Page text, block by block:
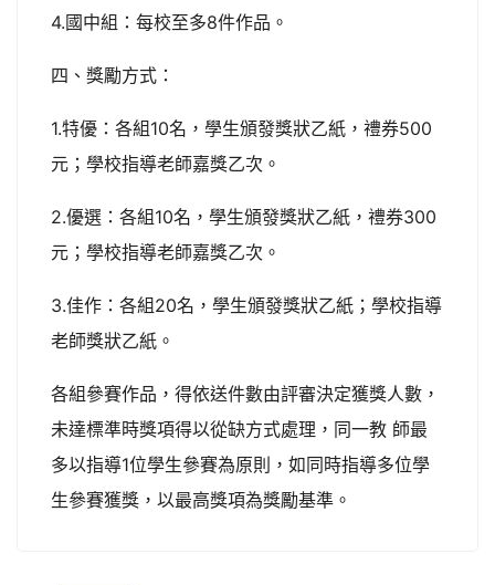
4.國中組：每校至多8件作品。
四、獎勵方式：
1.特優：各組10名，學生頒發獎狀乙紙，禮券500
元；學校指導老師嘉獎乙次。
2.優選：各組10名，學生頒發獎狀乙紙，禮券300
元；學校指導老師嘉獎乙次。
3.佳作：各組20名，學生頒發獎狀乙紙；學校指導
老師獎狀乙紙。
各組參賽作品，得依送件數由評審決定獲獎人數，
未達標準時獎項得以從缺方式處理，同一教 師最
多以指導1位學生參賽為原則，如同時指導多位學
生參賽獲獎，以最高獎項為獎勵基準。